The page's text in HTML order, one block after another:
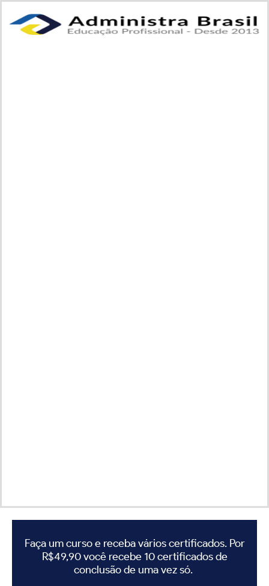
Faça um curso e receba vários certificados. Por
R$49,90 você recebe 10 certificados de
conclusão de uma vez só.